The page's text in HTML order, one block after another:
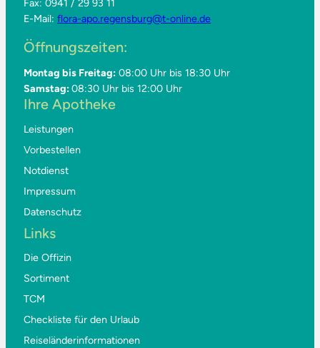
E-Mail:flora-apo.regensburg@t-online.de
Öffnungszeiten:
Montag bis Freitag: 08:00 Uhr bis 18:30 Uhr
Samstag:08:30 Uhr bis 12:00 Uhr
Ihre Apotheke
Leistungen
Vorbestellen
Notdienst
Impressum
Datenschutz
Links
Die Offizin
Sortiment
TCM
Checkliste für den Urlaub
Reiseländerinformationen